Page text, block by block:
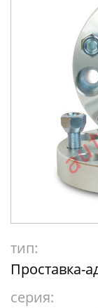
тип:
Проставка-
серия: